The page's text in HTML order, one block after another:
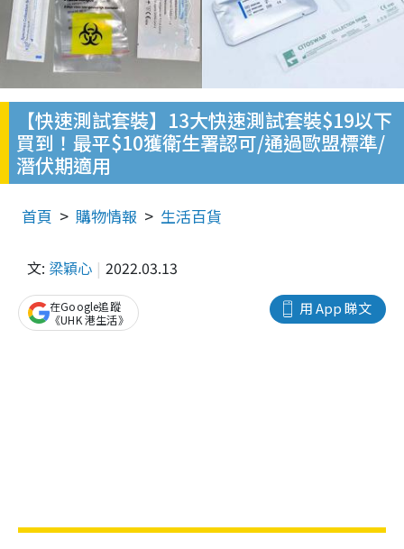
【快速測試套裝】13大快速測試套裝$19以下
買到！最平$10獲衛生署認可/通過歐盟標準/
潛伏期適用
首頁 購物情報 生活百貨
文: 梁穎心 2022.03.13
用 App 睇文
在Google追蹤
《UHK 港生活》